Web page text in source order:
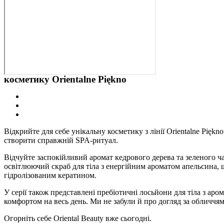
косметику Orientalne Piękno
Відкрийте для себе унікальну косметику з лінії Orientalne
створити справжній SPA-ритуал.
Відчуйте заспокійливий аромат кедрового дерева та
освітлюючий скраб для тіла з енергійним ароматом
гідролізованим кератином.
У серії також представлені пребіотичні лосьйони для тіла з
комфортом на весь день. Ми не забули й про догляд за
Огорніть себе Oriental Beauty вже сьогодні.